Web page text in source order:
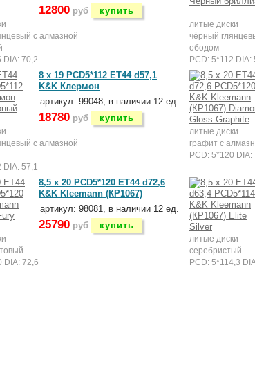
12800 руб купить
с алмазной
DIA: 70,2
литые диски
чёрный
ободом
PCD: 5*112 DIA:
8 x 19 PCD5*112 ET44 d57,1
K&K Клермон
артикул: 99048, в наличии 12 ед.
18780 руб купить
с алмазной
DIA: 57,1
литые диски
графит с
PCD: 5*120 DIA:
8,5 x 20 PCD5*120 ET44 d72,6
K&K Kleemann (КР1067)
артикул: 98081, в наличии 12 ед.
25790 руб купить
DIA: 72,6
литые диски
серебристый
PCD: 5*114,3